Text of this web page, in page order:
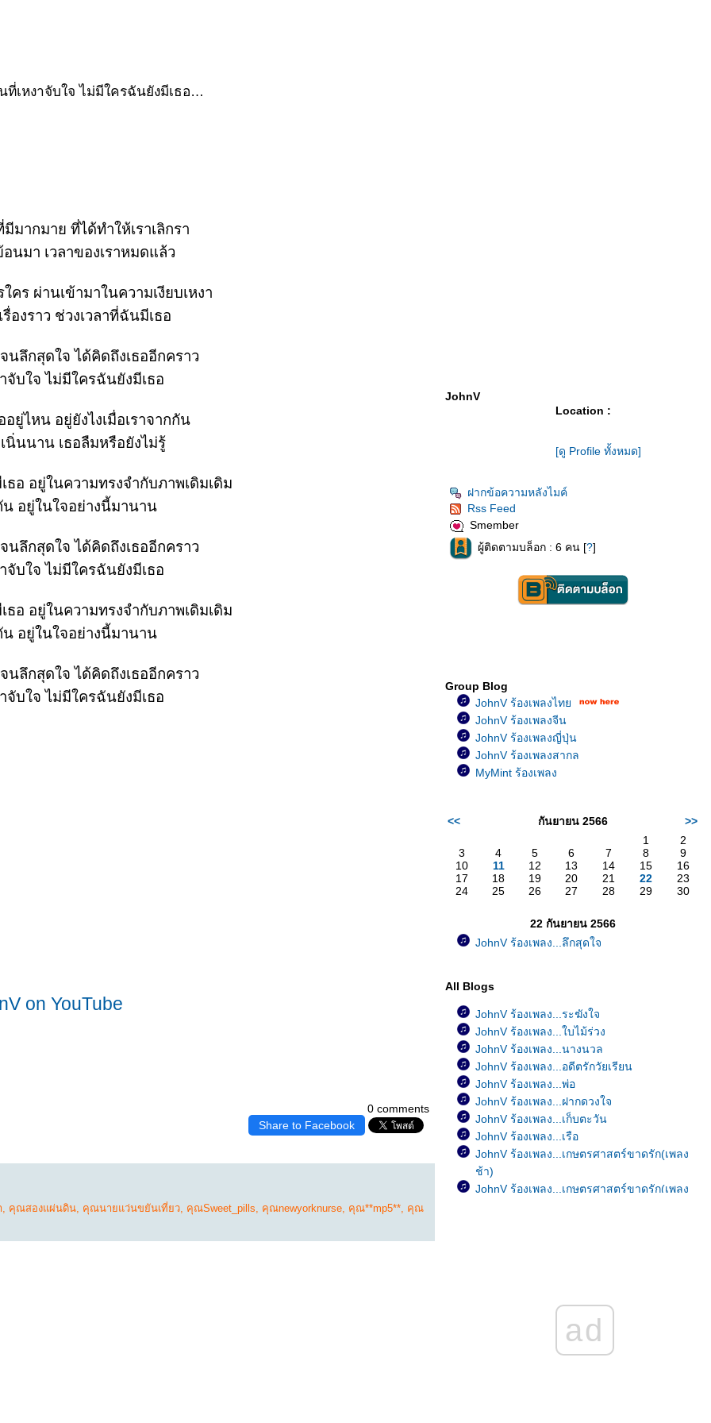
ที่เหงาจับใจ ไม่มีใครฉันยังมีเธอ
มากมาย ที่ได้ทำให้เราเลิกรา
นมา เวลาของเราหมดแล้ว
ร ผ่านเข้ามาในความเงียบเหงา
องราว ช่วงเวลาที่ฉันมีเธอ
นลึกสุดใจ ได้คิดถึงเธออีกคราว
จับใจ ไม่มีใครฉันยังมีเธอ
อยู่ไหน อยู่ยังไงเมื่อเราจากกัน
นิ่นนาน เธอลืมหรือยังไม่รู้
เธอ อยู่ในความทรงจำกับภาพเดิมเดิม
อยู่ในใจอย่างนี้มานาน
นลึกสุดใจ ได้คิดถึงเธออีกคราว
จับใจ ไม่มีใครฉันยังมีเธอ
เธอ อยู่ในความทรงจำกับภาพเดิมเดิม
อยู่ในใจอย่างนี้มานาน
นลึกสุดใจ ได้คิดถึงเธออีกคราว
จับใจ ไม่มีใครฉันยังมีเธอ
on YouTube
0 comments
Share to Facebook
, คุณสองแผ่นดิน, คุณนายแว่นขยันเที่ยว, คุณSweet_pills, คุณnewyorknurse, คุณ**mp5**, คุณ
JohnV
Location :
[ดู Profile ทั้งหมด]
ฝากข้อความหลังไมค์
Rss Feed
Smember
ผู้ติดตามบล็อก : 6 คน [?]
Group Blog
JohnV ร้องเพลงไท
JohnV ร้องเพลงจีน
JohnV ร้องเพลงญี่ปุ่น
JohnV ร้องเพลงสากล
MyMint ร้องเพลง
<< กันยายน 2566
>>
1
2
3
4 5 6 7 8
9
10
11 12 13 14 15
16
17
18 19 20 21 22
23
24
25 26 27 28 29 30
22 กันยายน 2566
JohnV ร้องเพลง...ลึกสุดใจ
All Blogs
JohnV ร้องเพลง...ระฆังใจ
JohnV ร้องเพลง...ใบไม้ร่วง
JohnV ร้องเพลง...นางนวล
JohnV ร้องเพลง...อดีตรักวัยเรียน
JohnV ร้องเพลง...พ่อ
JohnV ร้องเพลง...ฝากดวงใจ
JohnV ร้องเพลง...เก็บตะวัน
JohnV ร้องเพลง...เรือ
JohnV ร้องเพลง...เกษตรศาสตร์ขาดรัก(เพลง
ช้า)
JohnV ร้องเพลง...เกษตรศาสตร์ขาดรัก(เพลง
JohnV ร้องเพลง...ขาดเธอดังขาดใจ
JohnV ร้องเพลง...เพ้อad